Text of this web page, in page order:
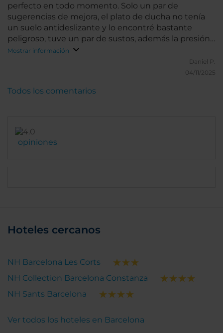
perfecto en todo momento. Solo un par de
sugerencias de mejora, el plato de ducha no tenía
un suelo antideslizante y lo encontré bastante
peligroso, tuve un par de sustos, además la presión
del agua era bastante floja, pero esto puede que no
último, el frigorífico del mueble bar apenas enfriaba,
que lo deje ahí, recomiendo revisar las temperaturas
rotundo.
Mostrar información
Daniel P.
04/11/2025
opiniones
Todos los comentarios
Hoteles cercanos
NH Barcelona Les Corts
NH Collection Barcelona Constanza
NH Sants Barcelona
Ver todos los hoteles en Barcelona